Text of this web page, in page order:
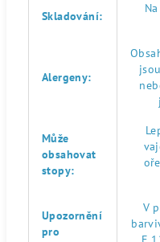
Skladování:
Alergeny:
Může
obsahovat
stopy:
Upozornění
pro
V